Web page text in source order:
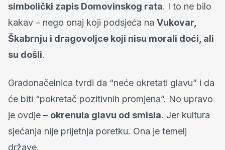
simbolički zapis Domovinskog rata. I to ne bilo
kakav – nego onaj koji podsjeća na Vukovar,
Škabrnju i dragovoljce koji nisu morali doći, ali
su došli.
Gradonačelnica tvrdi da “neće okretati glavu” i da
će biti “pokretač pozitivnih promjena”. No upravo
je ovdje – okrenula glavu od smisla. Jer kultura
sjećanja nije prijetnja poretku. Ona je temelj
države.